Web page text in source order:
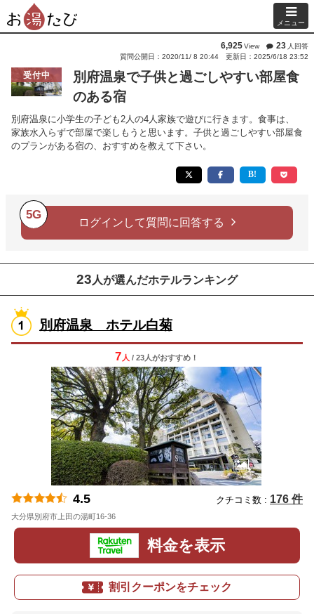
メニュー
6,925View 23 人回答
質問公開日：2020/11/ 8 20:44
更新日：2025/6/18 23:52
受付中
別府温泉で子供と過ごしやすい部屋食
のある宿
別府温泉に小学生の子ども2人の4人家族で遊びに行きます。食事は、
家族水入らずで部屋で楽しもうと思います。子供と過ごしやすい部屋食
のプランがある宿の、おすすめを教えて下さい。
5G
ログインして質問に回答する
23 人が選んだホテルランキング
別府温泉 ホテル白菊
7 人 / 23人がおすすめ！
4.5 クチコミ数 : 176 件
大分県別府市上田の湯町16-36
料金を表示
割引クーポンをチェック